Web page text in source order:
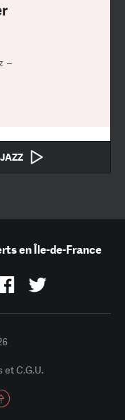
–
en Île-de-France
C.G.U.